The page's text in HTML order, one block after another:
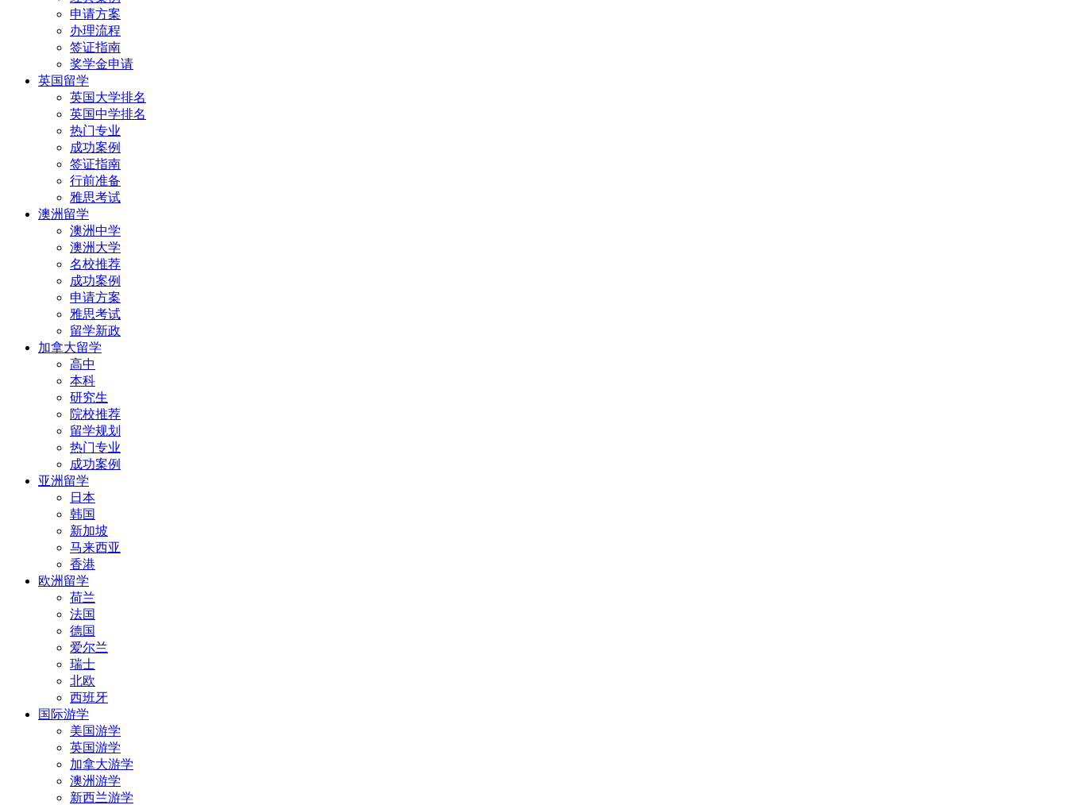
申请方案
办理流程
签证指南
奖学金申请
英国留学
英国大学排名
英国中学排名
热门专业
成功案例
签证指南
行前准备
雅思考试
澳洲留学
澳洲中学
澳洲大学
名校推荐
成功案例
申请方案
雅思考试
留学新政
加拿大留学
高中
本科
研究生
院校推荐
留学规划
热门专业
成功案例
亚洲留学
日本
韩国
新加坡
马来西亚
香港
欧洲留学
荷兰
法国
德国
爱尔兰
瑞士
北欧
西班牙
国际游学
美国游学
英国游学
加拿大游学
澳洲游学
新西兰游学